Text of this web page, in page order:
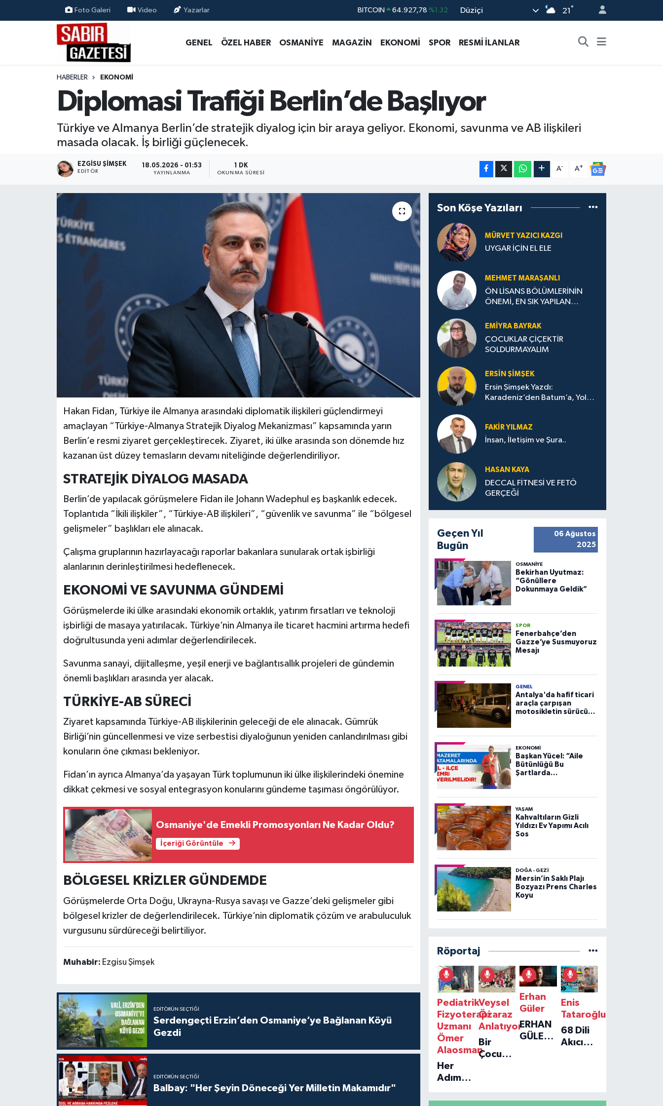
Foto Galeri Video Yazarlar DOLAR 47,5894 %0.08
STERLİN 64,1581 %0.16
BITCOIN 64.927,78 %1.32
Düziçi 21 °
GENEL ÖZEL HABER OSMANİYE MAGAZİN EKONOMİ SPOR RESMİ İLANLAR
HABERLER EKONOMI
Diplomasi Trafiği Berlin’de Başlıyor
Türkiye ve Almanya Berlin’de stratejik diyalog için bir araya geliyor. Ekonomi, savunma ve AB ilişkileri
masada olacak. İş birliği güçlenecek.
EZGISU ŞIMŞEK
EDITÖR
18.05.2026 - 01:53
YAYINLANMA
1 DK
OKUNMA SÜRESI
A- A+
Hakan Fidan, Türkiye ile Almanya arasındaki diplomatik ilişkileri güçlendirmeyi
amaçlayan “Türkiye-Almanya Stratejik Diyalog Mekanizması” kapsamında yarın
Berlin’e resmi ziyaret gerçekleştirecek. Ziyaret, iki ülke arasında son dönemde hız
kazanan üst düzey temasların devamı niteliğinde değerlendiriliyor.
STRATEJİK DİYALOG MASADA
Berlin’de yapılacak görüşmelere Fidan ile Johann Wadephul eş başkanlık edecek.
Toplantıda “İkili ilişkiler”, “Türkiye-AB ilişkileri”, “güvenlik ve savunma” ile “bölgesel
gelişmeler” başlıkları ele alınacak.
Çalışma gruplarının hazırlayacağı raporlar bakanlara sunularak ortak işbirliği
alanlarının derinleştirilmesi hedeflenecek.
EKONOMİ VE SAVUNMA GÜNDEMİ
Görüşmelerde iki ülke arasındaki ekonomik ortaklık, yatırım fırsatları ve teknoloji
işbirliği de masaya yatırılacak. Türkiye’nin Almanya ile ticaret hacmini artırma hedefi
doğrultusunda yeni adımlar değerlendirilecek.
Savunma sanayi, dijitalleşme, yeşil enerji ve bağlantısallık projeleri de gündemin
önemli başlıkları arasında yer alacak.
TÜRKİYE-AB SÜRECİ
Ziyaret kapsamında Türkiye-AB ilişkilerinin geleceği de ele alınacak. Gümrük
Birliği’nin güncellenmesi ve vize serbestisi diyaloğunun yeniden canlandırılması gibi
konuların öne çıkması bekleniyor.
Fidan’ın ayrıca Almanya’da yaşayan Türk toplumunun iki ülke ilişkilerindeki önemine
dikkat çekmesi ve sosyal entegrasyon konularını gündeme taşıması öngörülüyor.
Osmaniye'de Emekli Promosyonları Ne Kadar Oldu?
İçeriği Görüntüle
BÖLGESEL KRİZLER GÜNDEMDE
Görüşmelerde Orta Doğu, Ukrayna-Rusya savaşı ve Gazze’deki gelişmeler gibi
bölgesel krizler de değerlendirilecek. Türkiye’nin diplomatik çözüm ve arabuluculuk
vurgusunu sürdüreceği belirtiliyor.
Muhabir: Ezgisu Şimşek
EDITÖRÜN SEÇTIĞI
Serdengeçti Erzin’den Osmaniye’ye Bağlanan Köyü
Gezdi
EDITÖRÜN SEÇTIĞI
Balbay: "Her Şeyin Döneceği Yer Milletin Makamıdır"
Son Köşe Yazıları
MÜRVET YAZICI KAZGI
UYGAR İÇİN EL ELE
MEHMET MARAŞANLI
ÖN LİSANS BÖLÜMLERİNİN
ÖNEMİ, EN SIK YAPILAN
STRATEJİLERİ
EMIYRA BAYRAK
ÇOCUKLAR ÇİÇEKTİR
SOLDURMAYALIM
ERSIN ŞIMŞEK
Ersin Şimşek Yazdı:
Karadeniz’den Batum’a, Yolun
FAKIR YILMAZ
İnsan, İletişim ve Şura..
HASAN KAYA
DECCAL FİTNESİ VE FETÖ
GERÇEĞİ
Geçen Yıl
Bugün
06 Ağustos
2025
OSMANIYE
Bekirhan Uyutmaz:
“Gönüllere
Dokunmaya Geldik”
SPOR
Fenerbahçe’den
Gazze’ye Susmuyoruz
Mesajı
GENEL
Antalya'da hafif ticari
araçla çarpışan
motosikletin sürücüsü
EKONOMI
Başkan Yücel: “Aile
Bütünlüğü Bu
Şartlarda
YAŞAM
Kahvaltıların Gizli
Yıldızı Ev Yapımı Acılı
Sos
DOĞA - GEZI
Mersin’in Saklı Plajı
Bozyazı Prens Charles
Koyu
Röportaj
Pediatrik
Fizyoterapi
Uzmanı
Ömer
Alaosman
Her
Adım
Umut:
Veysel
Özaraz
Anlatıyor
Bir
Çocuğun
Yolculuğu
Erhan
Güler
ERHAN
GÜLER'IN
Enis
Tataroğlu
68 Dili
Akıcı
ÖZEL HABER
MAGAZİN
Osmaniye Nöbetçi Eczaneler
Osmaniye Hava Durumu
Osmaniye Trafik Yoğunluk Haritası
Süper Lig Puan Durumu ve Fikstür
Son Dakika Haberleri